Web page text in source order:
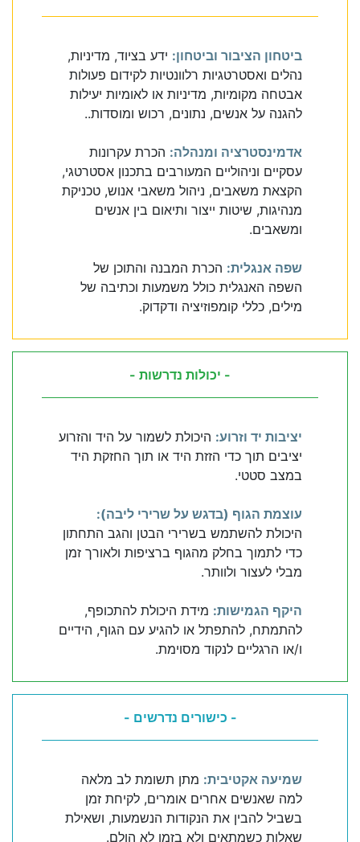
ביטחון הציבור וביטחון: ידע בציוד, מדיניות,
נהלים ואסטרטגיות רלוונטיות לקידום פעולות
אבטחה מקומיות, מדיניות או לאומיות יעילות
להגנה על אנשים, נתונים, רכוש ומוסדות..
אדמינסטרציה ומנהלה: הכרת עקרונות
עסקיים וניהוליים המעורבים בתכנון אסטרטגי,
הקצאת משאבים, ניהול משאבי אנוש, טכניקת
מנהיגות, שיטות ייצור ותיאום בין אנשים
ומשאבים.
שפה אנגלית: הכרת המבנה והתוכן של
השפה האנגלית כולל משמעות וכתיבה של
מילים, כללי קומפוזיציה ודקדוק.
- יכולות נדרשות -
יציבות יד וזרוע: היכולת לשמור על היד והזרוע
יציבים תוך כדי הזזת היד או תוך החזקת היד
במצב סטטי.
עוצמת הגוף (בדגש על שרירי ליבה):
היכולת להשתמש בשרירי הבטן והגב התחתון
כדי לתמוך בחלק מהגוף ברציפות ולאורך זמן
מבלי לעצור ולוותר.
היקף הגמישות: מידת היכולת להתכופף,
להתמתח, להתפתל או להגיע עם הגוף, הידיים
ו/או הרגליים לנקוד מסוימת.
- כישורים נדרשים -
שמיעה אקטיבית: מתן תשומת לב מלאה
למה שאנשים אחרים אומרים, לקיחת זמן
בשביל להבין את הנקודות הנשמעות, ושאילת
שאלות כשמתאים ולא בזמן לא הולם.